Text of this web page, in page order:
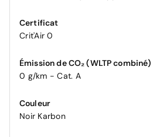
Certificat
Crit'Air 0
Émission de CO₂ (WLTP combiné)
0 g/km - Cat. A
Couleur
Noir Karbon